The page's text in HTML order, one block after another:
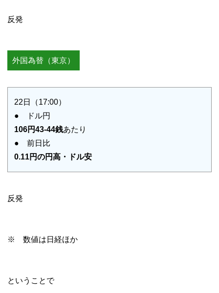
反発
外国為替（東京）
22日（17:00）
● ドル円
106円43-44銭あたり
● 前日比
0.11円の円高・ドル安
反発
※ 数値は日経ほか
ということで